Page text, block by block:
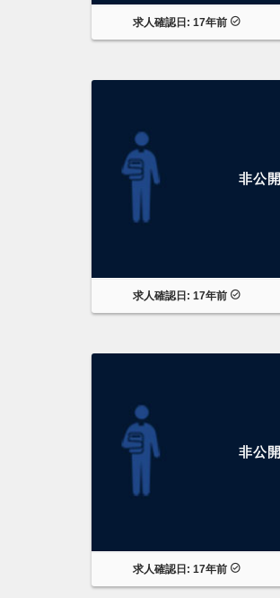
求人確認日: 17年前
非公開
求人確認日: 17年前
非公開
求人確認日: 17年前